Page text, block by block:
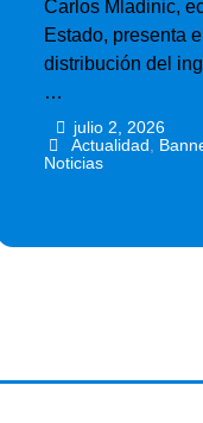
Carlos Mladinic,
Estado, presenta
distribución del
…
julio 2, 2026
Actualidad
Noticias